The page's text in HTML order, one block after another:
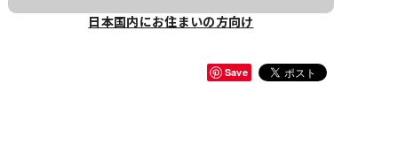
日本国内にお住まいの方向け
Save